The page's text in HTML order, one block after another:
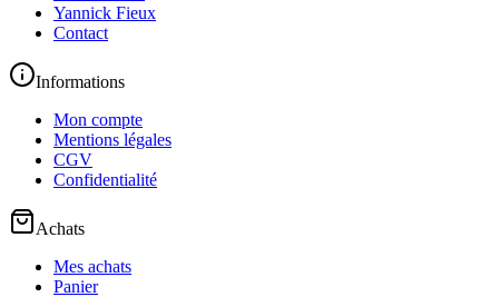
Yannick Fieux
Contact
Informations
Mon compte
Mentions légales
CGV
Confidentialité
Achats
Mes achats
Panier